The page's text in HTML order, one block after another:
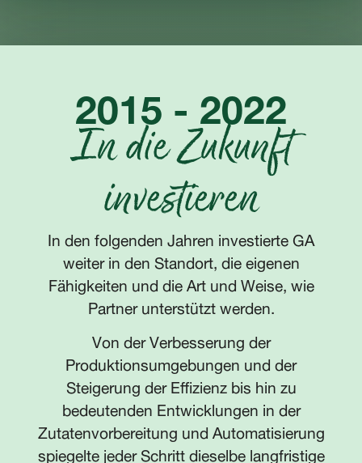
2015 - 2022
In die Zukunft
investieren
In den folgenden Jahren investierte GA
weiter in den Standort, die eigenen
Fähigkeiten und die Art und Weise, wie
Partner unterstützt werden.
Von der Verbesserung der
Produktionsumgebungen und der
Steigerung der Effizienz bis hin zu
bedeutenden Entwicklungen in der
Zutatenvorbereitung und Automatisierung
spiegelte jeder Schritt dieselbe langfristige